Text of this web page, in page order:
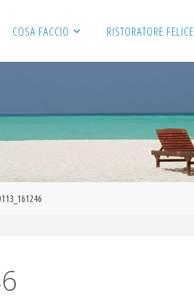
COSA FACCIO RISTORATORE FELICE